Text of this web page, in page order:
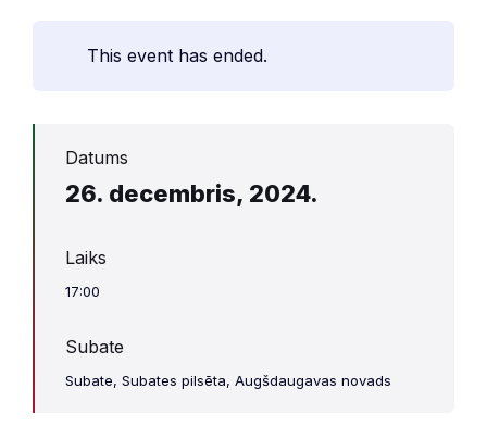
This event has ended.
Datums
26. decembris, 2024.
Laiks
17:00
Subate
Subate, Subates pilsēta, Augšdaugavas novads